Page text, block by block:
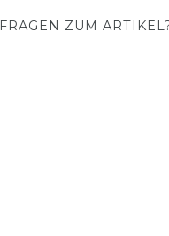
FRAGEN ZUM